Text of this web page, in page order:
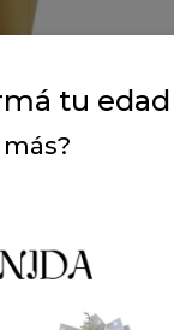
tu edad
más?